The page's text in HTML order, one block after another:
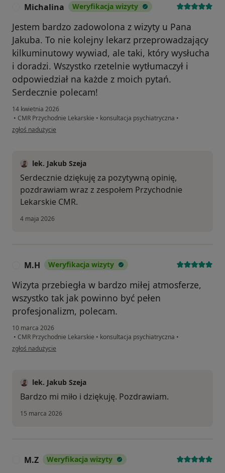
Michalina Weryfikacja wizyty
Jestem bardzo zadowolona z wizyty u Pana
Jakuba. To nie kolejny lekarz przeprowadzający
kilkuminutowy wywiad, ale taki, który wysłucha
i doradzi. Wszystko rzetelnie wytłumaczył i
odpowiedział na każde z moich pytań.
Serdecznie polecam!
14 kwietnia 2026
• CMR Przychodnie Lekarskie • konsultacja psychiatryczna •
w opinii użytkownika Michalina
zgłoś nadużycie
lek. Jakub Szeja
Serdecznie dziękuję za pozytywną opinię,
pozdrawiam wraz z zespołem Przychodnie
Lekarskie CMR.
4 maja 2026
M.H Weryfikacja wizyty
Wizyta przebiegła w bardzo miłej atmosferze,
wszystko tak jak powinno być pełen
profesjonalizm, polecam.
10 marca 2026
• CMR Przychodnie Lekarskie • konsultacja psychiatryczna •
w opinii użytkownika M.H
zgłoś nadużycie
lek. Jakub Szeja
Bardzo mi miło i dziękuję. Pozdrawiam.
15 marca 2026
M.Z Weryfikacja wizyty